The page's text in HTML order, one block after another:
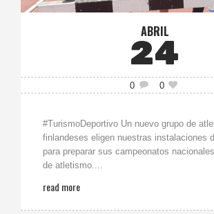
ABRIL
24
0 0
#TurismoDeportivo Un nuevo grupo de
finlandeses eligen nuestras instalaciones
para preparar sus campeonatos
de atletismo....
read more